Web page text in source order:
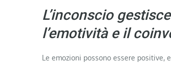
L’inconscio
l’emotività e il
Le emozioni possono essere positive,